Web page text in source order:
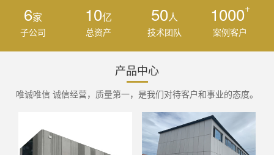
6家
子公司
10亿
总资产
50人
技术团队
1000+
案例客户
产品中心
唯诚唯信 诚信经营，质量第一，是我们对待客户和事业的态度。